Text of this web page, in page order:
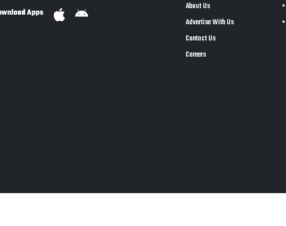
Apps
About Us
Advertise With Us
Contact Us
Careers
•
•